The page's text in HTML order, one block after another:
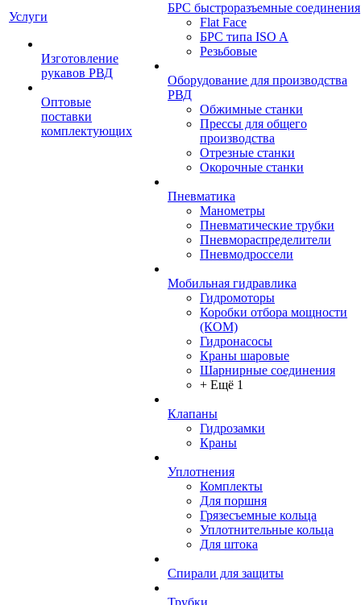
Услуги
Изготовление
рукавов РВД
Оптовые
поставки
комплектующих
БРС быстроразъемные соединения
Flat Face
БРС типа ISO A
Резьбовые
Оборудование для производства
РВД
Обжимные станки
Прессы для общего
производства
Отрезные станки
Окорочные станки
Пневматика
Манометры
Пневматические трубки
Пневмораспределители
Пневмодроссели
Мобильная гидравлика
Гидромоторы
Коробки отбора мощности
(КОМ)
Гидронасосы
Краны шаровые
Шарнирные соединения
+ Ещё 1
Клапаны
Гидрозамки
Краны
Уплотнения
Комплекты
Для поршня
Грязесъемные кольца
Уплотнительные кольца
Для штока
Спирали для защиты
Трубки